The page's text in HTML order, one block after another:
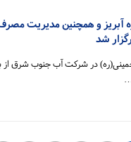
شد
خمینی(ره) در شرکت آب جنوب شرق
استمرار